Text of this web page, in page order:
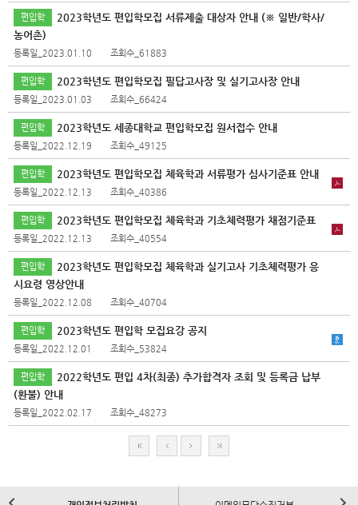
편입학
2023학년도 편입학모집 서류제출 대상자 안내 (※ 일반/학사/
농어촌)
등록일_2023.01.10 조회수_61883
편입학 2023학년도 편입학모집 필답고사장 및 실기고사장 안내
등록일_2023.01.03 조회수_66424
편입학 2023학년도 세종대학교 편입학모집 원서접수 안내
등록일_2022.12.19 조회수_49125
편입학 2023학년도 편입학모집 체육학과 서류평가 심사기준표 안내
등록일_2022.12.13 조회수_40386
편입학 2023학년도 편입학모집 체육학과 기초체력평가 채점기준표
등록일_2022.12.13 조회수_40554
편입학
2023학년도 편입학모집 체육학과 실기고사 기초체력평가 응
시요령 영상안내
등록일_2022.12.08 조회수_40704
편입학 2023학년도 편입학 모집요강 공지
등록일_2022.12.01 조회수_53824
편입학
2022학년도 편입 4차(최종) 추가합격자 조회 및 등록금 납부
(환불) 안내
등록일_2022.02.17 조회수_48273
처
이
다
마
다